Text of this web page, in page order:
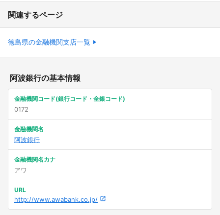
関連するページ
徳島県の金融機関支店一覧
阿波銀行の基本情報
金融機関コード(銀行コード・全銀コード)
0172
金融機関名
阿波銀行
金融機関名カナ
アワ
URL
http://www.awabank.co.jp/